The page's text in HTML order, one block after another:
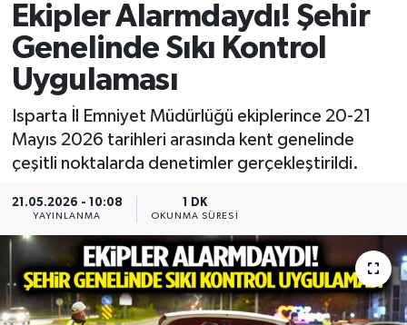
Ekipler Alarmdaydı! Şehir
Genelinde Sıkı Kontrol
Uygulaması
Isparta İl Emniyet Müdürlüğü ekiplerince 20-21
Mayıs 2026 tarihleri arasında kent genelinde
çeşitli noktalarda denetimler gerçekleştirildi.
21.05.2026 - 10:08
YAYINLANMA
1 DK
OKUNMA SÜRESI
Esnaf Diyor ki;
ASAYİŞ
BİLİM VE TEKNOLOJİ
EĞİTİM
GENEL
Güncel
HABERDE İNSAN
Isparta Trafik Yoğunluk Haritası
Süper Lig Puan Durumu ve Fikstür
Tüm Manşetler
Son Dakika Haberleri
Haber Arşivi